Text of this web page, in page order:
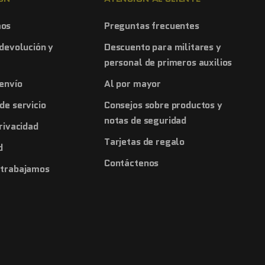
y
servicio
Preguntas frecuentes
Descuento para militares y
personal de primeros auxilios
Al por mayor
Consejos sobre productos y
notas de seguridad
Tarjetas de regalo
Contáctenos